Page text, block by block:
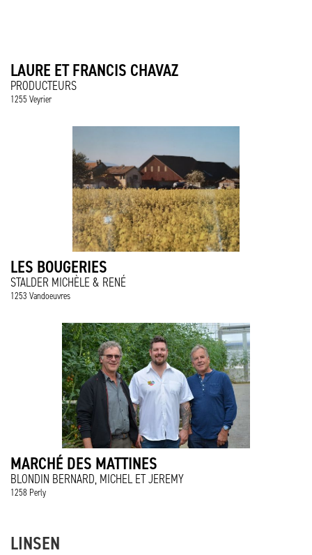
LAURE ET FRANCIS CHAVAZ
PRODUCTEURS
1255 Veyrier
LES BOUGERIES
STALDER MICHÈLE & RENÉ
1253 Vandoeuvres
MARCHÉ DES MATTINES
BLONDIN BERNARD, MICHEL ET JEREMY
1258 Perly
LINSEN